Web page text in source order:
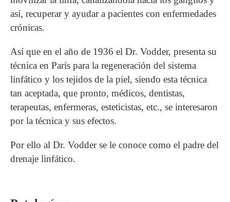
así, recuperar y ayudar a pacientes con enfermedades
crónicas.
Así que en el año de 1936 el Dr. Vodder, presenta su
técnica en París para la regeneración del sistema
linfático y los tejidos de la piel, siendo esta técnica
tan aceptada, que pronto, médicos, dentistas,
terapeutas, enfermeras, esteticistas, etc., se interesaron
por la técnica y sus efectos.
Por ello al Dr. Vodder se le conoce como el padre del
drenaje linfático.